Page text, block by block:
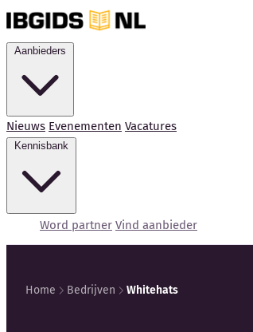
Nieuws Evenementen Vacatures
Word partner Vind aanbieder
Home Bedrijven Whitehats